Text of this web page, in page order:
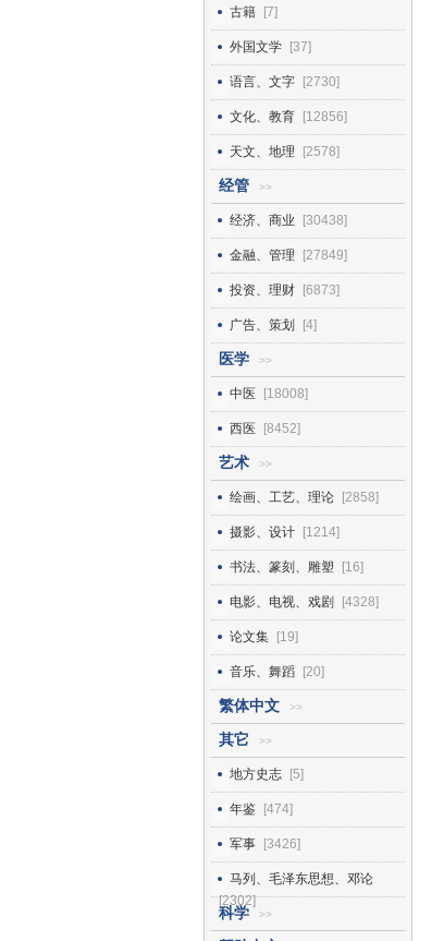
古籍 [7]
外国文学 [37]
语言、文字 [2730]
文化、教育 [12856]
天文、地理 [2578]
经管 >>
经济、商业 [30438]
金融、管理 [27849]
投资、理财 [6873]
广告、策划 [4]
医学 >>
中医 [18008]
西医 [8452]
艺术 >>
绘画、工艺、理论 [2858]
摄影、设计 [1214]
书法、篆刻、雕塑 [16]
电影、电视、戏剧 [4328]
论文集 [19]
音乐、舞蹈 [20]
繁体中文 >>
其它 >>
地方史志 [5]
年鉴 [474]
军事 [3426]
马列、毛泽东思想、邓论
[2302]
科学 >>